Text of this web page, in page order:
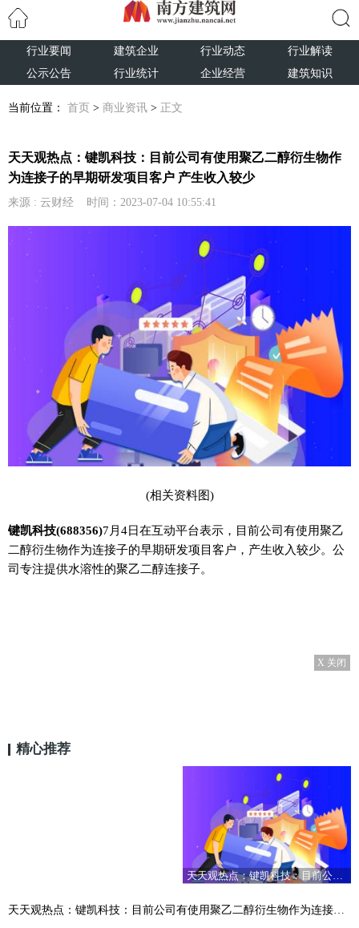
行业要闻 建筑企业 行业动态
行业解读
公示公告
行业统计 企业经营 建筑知识
当前位置： 首页 > 商业资讯 > 正文
天天观热点：键凯科技：目前公司有使用聚乙二醇衍生物作
为连接子的早期研发项目客户 产生收入较少
来源 : 云财经 时间：2023-07-04 10:55:41
(相关资料图)
键凯科技(688356)7月4日在互动平台表示，目前公司有使用聚乙
二醇衍生物作为连接子的早期研发项目客户，产生收入较少。公
司专注提供水溶性的聚乙二醇连接子。
X 关闭
精心推荐
天天观热点：键凯科技：目前公司有使用聚乙二醇衍生物作为连接子的早期研发项目客户 产生收入较少
天天观热点：键凯科技：目前公司有使用聚乙二醇衍生物作为连接子的早期研发项目客户 产生收入较少